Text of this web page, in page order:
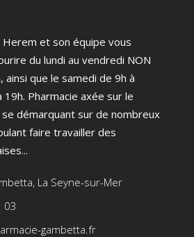
Herem et son équipe vous
du lundi au vendredi NON
ainsi que le samedi de 9h à
Pharmacie axée sur le
démarquant sur de nombreux
faire travailler des
La Seyne-sur-Mer
03
gambetta.fr